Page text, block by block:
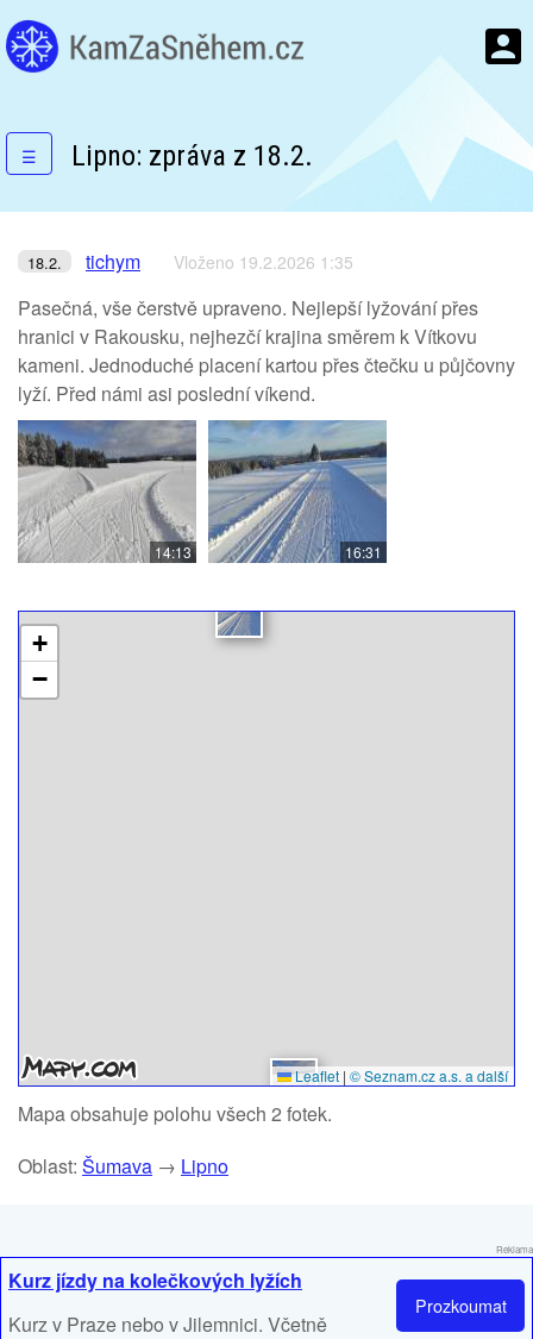
☰ Lipno: zpráva z 18.2.
18.2. tichym Vloženo 19.2.2026 1:35
Pasečná, vše čerstvě upraveno. Nejlepší lyžování přes
hranici v Rakousku, nejhezčí krajina směrem k Vítkovu
kameni. Jednoduché placení kartou přes čtečku u půjčovny
lyží. Před námi asi poslední víkend.
14:13 16:31
+
−
Leaflet | © Seznam.cz a.s. a další
Mapa obsahuje polohu všech 2 fotek.
Oblast: Šumava → Lipno
Reklama
Prozkoumat
Kurz jízdy na kolečkových lyžích
Kurz v Praze nebo v Jilemnici. Včetně